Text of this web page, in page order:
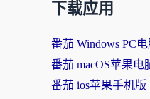
下载应用
番茄 Windows PC
番茄 macOS苹果电
番茄 ios苹果手机版